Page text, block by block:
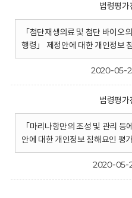
법령평가
「첨단재생의료 및 첨단 바이오
행령」 제정안에 대한 개인정보
2020-05-
법령평가
「마리나항만의 조성 및 관리
안에 대한 개인정보 침해요인 평
2020-05-